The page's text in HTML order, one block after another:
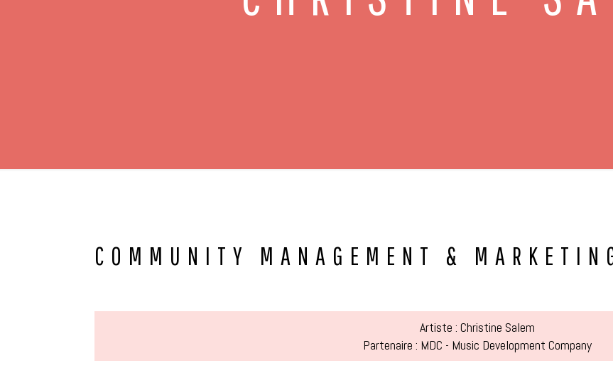
COMMUNITY MANAGEMENT &
Artiste : Christine Salem
Partenaire : MDC - Music Development Company